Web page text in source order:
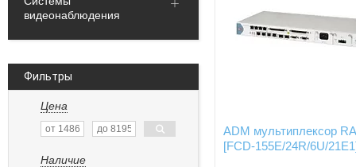
видеонаблюдения
Фильтры
Цена
Наличие
ADM мультиплексор
[FCD-155E/24R/6U/